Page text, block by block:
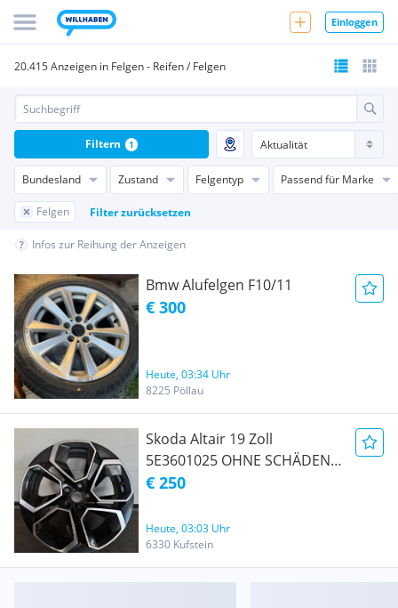
Einloggen
20.415 Anzeigen in Felgen - Reifen / Felgen
Bundesland Zustand Felgentyp Passend für Marke
Felgen Filter zurücksetzen
Filtern 1
Infos zur Reihung der Anzeigen
Bmw Alufelgen F10/11
€ 300
Heute, 03:34 Uhr
8225 Pöllau
Skoda Altair 19 Zoll
5E3601025 OHNE SCHÄDEN
VERSAND MÖGLICH
€ 250
Heute, 03:03 Uhr
6330 Kufstein